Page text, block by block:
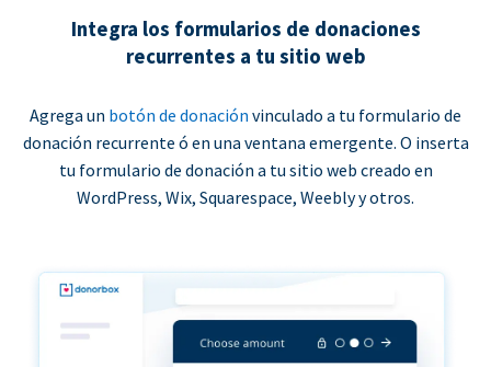
Integra los formularios de donaciones
recurrentes a tu sitio web
Agrega un botón de donación vinculado a tu formulario de
donación recurrente ó en una ventana emergente. O inserta
tu formulario de donación a tu sitio web creado en
WordPress, Wix, Squarespace, Weebly y otros.